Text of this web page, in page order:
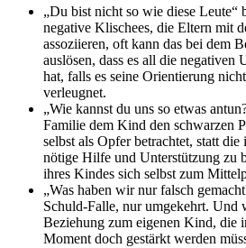
„Du bist nicht so wie diese Leute“
negative Klischees, die Eltern mit
assoziieren, oft kann das bei dem
auslösen, dass es all die negativen
hat, falls es seine Orientierung
verleugnet.
„Wie kannst du uns so etwas
Familie dem Kind den schwarzen
selbst als Opfer betrachtet, statt
nötige Hilfe und Unterstützung zu
ihres Kindes sich selbst zum
„Was haben wir nur falsch
Schuld-Falle, nur umgekehrt. Und
Beziehung zum eigenen Kind, die
Moment doch gestärkt werden